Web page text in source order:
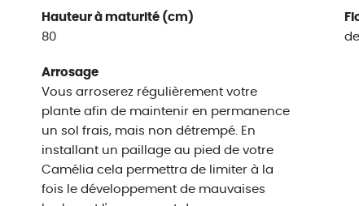
Hauteur à maturité (cm)
80
Arrosage
Vous arroserez régulièrement votre
plante afin de maintenir en permanence
un sol frais, mais non détrempé. En
installant un paillage au pied de votre
Camélia cela permettra de limiter à la
fois le développement de mauvaises